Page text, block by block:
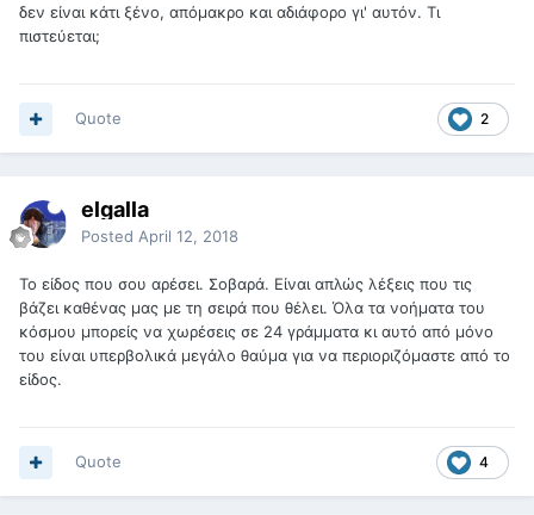
δεν είναι κάτι ξένο, απόμακρο και αδιάφορο γι' αυτόν. Τι
πιστεύεται;
2
Quote
elgalla
Posted April 12, 2018
Το είδος που σου αρέσει. Σοβαρά. Είναι απλώς λέξεις που τις
βάζει καθένας μας με τη σειρά που θέλει. Όλα τα νοήματα του
κόσμου μπορείς να χωρέσεις σε 24 γράμματα κι αυτό από μόνο
του είναι υπερβολικά μεγάλο θαύμα για να περιοριζόμαστε από το
είδος.
4
Quote